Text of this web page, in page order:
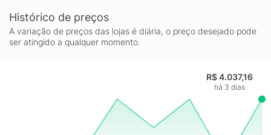
Histórico de preços
A variação de preços das lojas é diária, o preço desejado pode
ser atingido a qualquer momento.
R$ 4.037,16
há 3 dias